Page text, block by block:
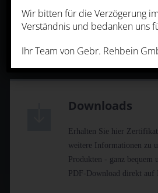
innovativen Produkten
Aktionen. Melden Sie
Downloads
Erhalten Sie hier
weitere Informationen zu
Produkten - ganz bequem
PDF-Download direkt auf
Wir bitten für die Verzögerung
Verständnis und bedanken uns
Ihr Team von Gebr. Rehbein